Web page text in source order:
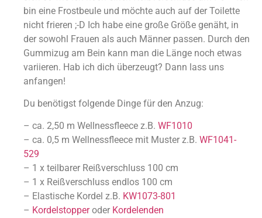
bin eine Frostbeule und möchte auch auf der Toilette
nicht frieren ;-D Ich habe eine große Größe genäht, in
der sowohl Frauen als auch Männer passen. Durch den
Gummizug am Bein kann man die Länge noch etwas
variieren. Hab ich dich überzeugt? Dann lass uns
anfangen!
Du benötigst folgende Dinge für den Anzug:
– ca. 2,50 m Wellnessfleece z.B. WF1010
– ca. 0,5 m Wellnessfleece mit Muster z.B. WF1041-
529
– 1 x teilbarer Reißverschluss 100 cm
– 1 x Reißverschluss endlos 100 cm
– Elastische Kordel z.B. KW1073-801
– Kordelstopperoder Kordelenden